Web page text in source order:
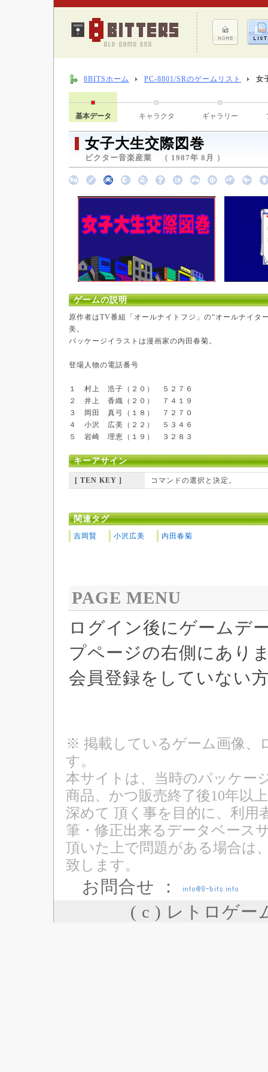
8BITSホーム PC-8801/SRのゲームリスト 女
基本データ キャラクタ ギャラリー
女子大生交際図巻
ビクター音楽産業 （ 1987年 8月 ）
ゲームの説明
原作者はTV番組「オールナイトフジ」の“オールナイタ
美。
パッケージイラストは漫画家の内田春菊。
登場人物の電話番号
１ 村上 浩子（２０） ５２７６
２ 井上 香織（２０） ７４１９
３ 岡田 真弓（１８） ７２７０
４ 小沢 広美（２２） ５３４６
５ 岩崎 理恵（１９） ３２８３
キーアサイン
[ TEN KEY ] コマンドの選択と決定。
関連タグ
吉岡賢 小沢広美 内田春菊
PAGE MENU
ログイン後にゲームデ
プページの右側にあり
会員登録をしていない
※ 掲載しているゲーム画像、
す。
本サイトは、当時のパッケー
商品、かつ販売終了後10年以
深めて 頂く事を目的に、利用
筆・修正出来るデータベース
頂いた上で問題がある場合は
致します。
お問合せ ：
( c ) レトロゲー